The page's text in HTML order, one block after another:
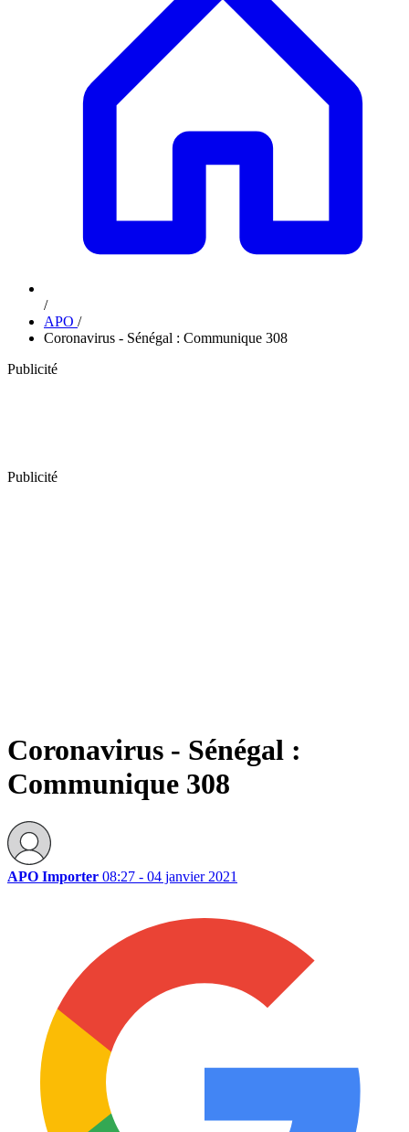
/
APO /
Coronavirus - Sénégal : Communique 308
Publicité
Publicité
Coronavirus - Sénégal :
Communique 308
APO Importer 08:27 - 04 janvier 2021